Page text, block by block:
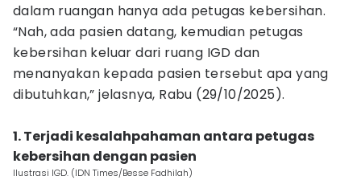
dalam ruangan hanya ada petugas kebersihan.
“Nah, ada pasien datang, kemudian petugas
kebersihan keluar dari ruang IGD dan
menanyakan kepada pasien tersebut apa yang
dibutuhkan,” jelasnya, Rabu (29/10/2025).
‎1. Terjadi kesalahpahaman antara petugas
kebersihan dengan pasien‎
Ilustrasi IGD. (IDN Times/Besse Fadhilah)